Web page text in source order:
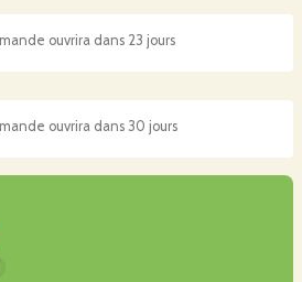
ouvrira dans 23 jours
ouvrira dans 30 jours